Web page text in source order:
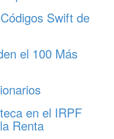
Swift de
el 100 Más
en el IRPF
Renta